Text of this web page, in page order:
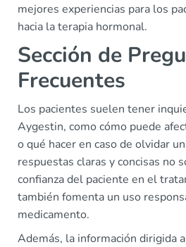
mejores experiencias para los
hacia la terapia hormonal.
Sección de
Frecuentes
Los pacientes suelen tener
Aygestin, como cómo puede
o qué hacer en caso de olvidar
respuestas claras y concisas no
confianza del paciente en el
también fomenta un uso
medicamento.
Además, la información dirigida